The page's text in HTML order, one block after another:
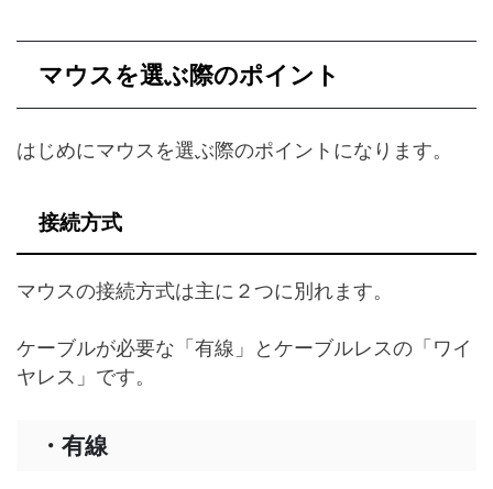
マウスを選ぶ際のポイント
はじめにマウスを選ぶ際のポイントになります。
接続方式
マウスの接続方式は主に２つに別れます。
ケーブルが必要な「有線」とケーブルレスの「ワイ
ヤレス」です。
・有線